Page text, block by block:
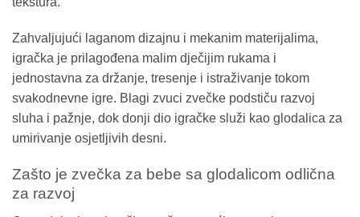
Zahvaljujući laganom dizajnu i mekanim materijalima,
igračka je prilagođena malim dječijim rukama i
jednostavna za držanje, tresenje i istraživanje tokom
svakodnevne igre. Blagi zvuci zvečke podstiču razvoj
sluha i pažnje, dok donji dio igračke služi kao glodalica za
umirivanje osjetljivih desni.
Zašto je zvečka za bebe sa glodalicom odlična
za razvoj